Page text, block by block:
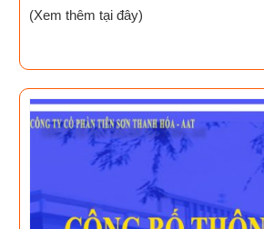
(Xem thêm tại đây)